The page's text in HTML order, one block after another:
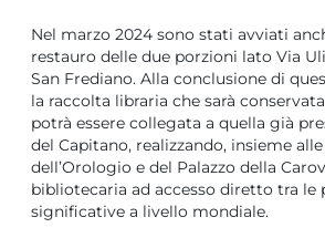
Nel marzo 2024 sono stati avviati
restauro delle due porzioni lato Via
San Frediano. Alla conclusione di
la raccolta libraria che sarà
potrà essere collegata a quella già
del Capitano, realizzando, insieme
dell’Orologio e del Palazzo della
bibliotecaria ad accesso diretto tra
significative a livello mondiale.